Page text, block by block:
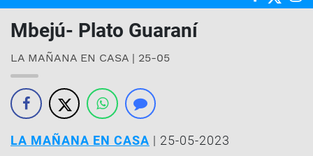
Mbejú- Plato Guaraní
LA MAÑANA EN CASA | 25-05
LA MAÑANA EN CASA | 25-05-2023